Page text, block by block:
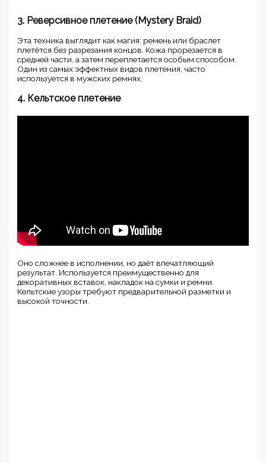
3. Реверсивное плетение (Mystery Braid)
Эта техника выглядит как магия: ремень или браслет
плетётся без разрезания концов. Кожа прорезается в
средней части, а затем переплетается особым способом.
Один из самых эффектных видов плетения, часто
используется в мужских ремнях.
4. Кельтское плетение
Оно сложнее в исполнении, но даёт впечатляющий
результат. Используется преимущественно для
декоративных вставок, накладок на сумки и ремни.
Кельтские узоры требуют предварительной разметки и
высокой точности.